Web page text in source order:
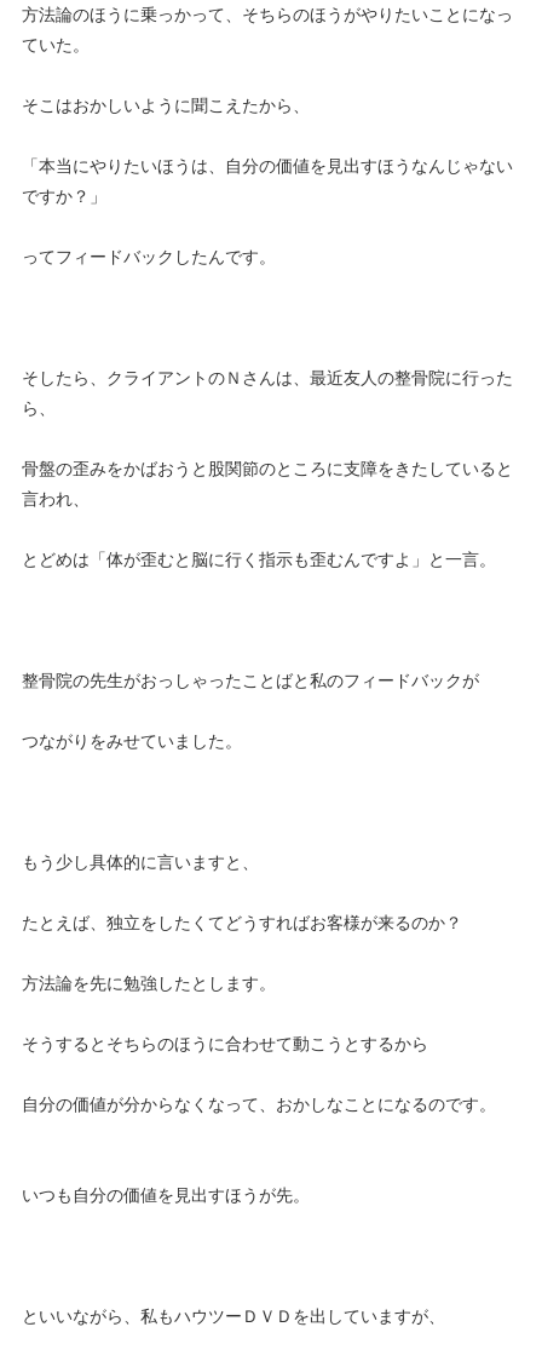
方法論のほうに乗っかって、そちらのほうがやりたいことになっ
ていた。
そこはおかしいように聞こえたから、
「本当にやりたいほうは、自分の価値を見出すほうなんじゃない
ですか？」
ってフィードバックしたんです。
そしたら、クライアントのＮさんは、最近友人の整骨院に行った
ら、
骨盤の歪みをかばおうと股関節のところに支障をきたしていると
言われ、
とどめは「体が歪むと脳に行く指示も歪むんですよ」と一言。
整骨院の先生がおっしゃったことばと私のフィードバックが
つながりをみせていました。
もう少し具体的に言いますと、
たとえば、独立をしたくてどうすればお客様が来るのか？
方法論を先に勉強したとします。
そうするとそちらのほうに合わせて動こうとするから
自分の価値が分からなくなって、おかしなことになるのです。
いつも自分の価値を見出すほうが先。
といいながら、私もハウツーＤＶＤを出していますが、